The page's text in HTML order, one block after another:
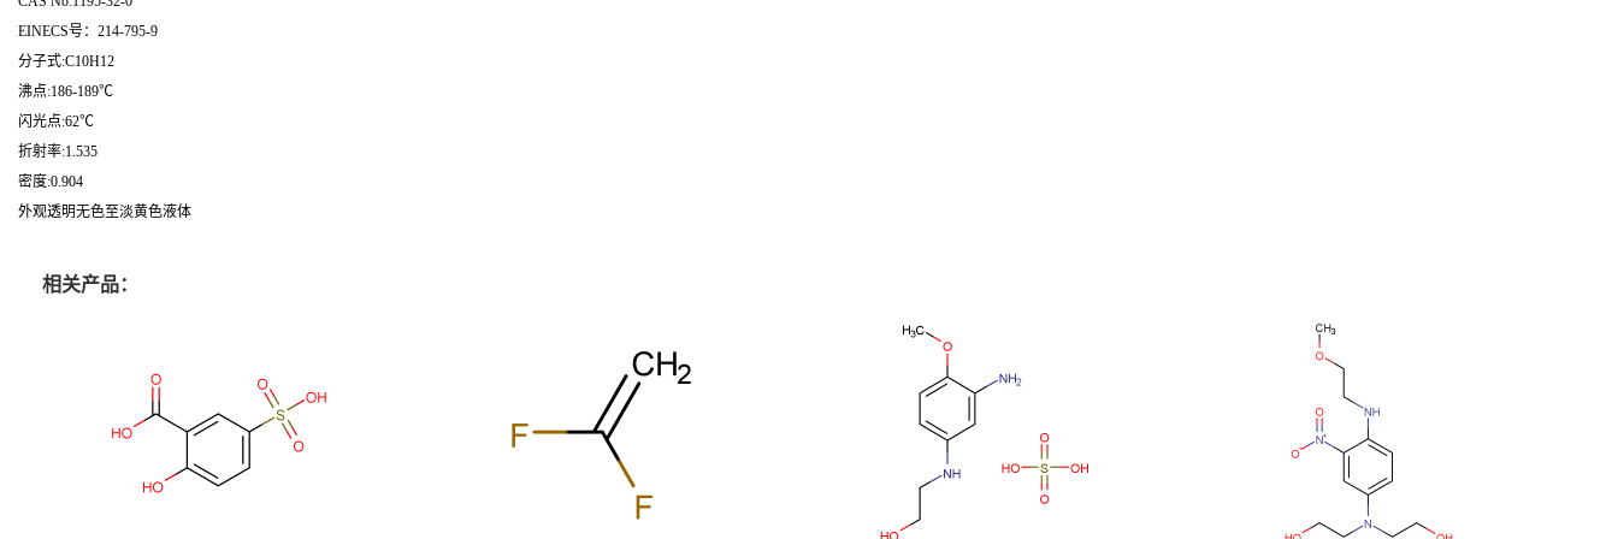
EINECS号：214-795-9
分子式:C10H12
沸点:186-189℃
闪光点:62℃
折射率:1.535
密度:0.904
外观透明无色至淡黄色液体
相关产品：